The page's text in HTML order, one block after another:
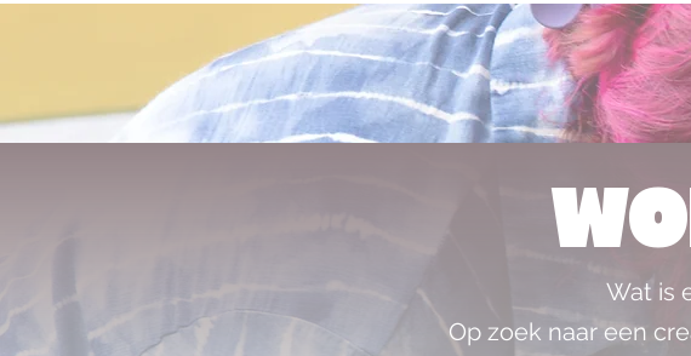
Wat is
Op zoek naar een